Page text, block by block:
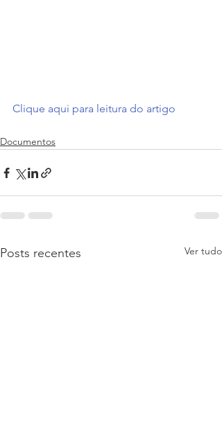
Clique aqui para leitura do artigo
Documentos
Posts recentes Ver tudo